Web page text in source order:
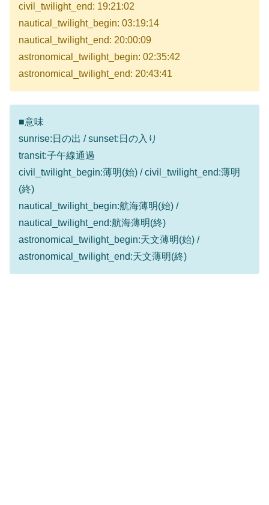
civil_twilight_end: 19:21:02
nautical_twilight_begin: 03:19:14
nautical_twilight_end: 20:00:09
astronomical_twilight_begin: 02:35:42
astronomical_twilight_end: 20:43:41
■意味
sunrise:日の出 / sunset:日の入り
transit:子午線通過
civil_twilight_begin:薄明(始) / civil_twilight_end:薄明
(終)
nautical_twilight_begin:航海薄明(始) /
nautical_twilight_end:航海薄明(終)
astronomical_twilight_begin:天文薄明(始) /
astronomical_twilight_end:天文薄明(終)